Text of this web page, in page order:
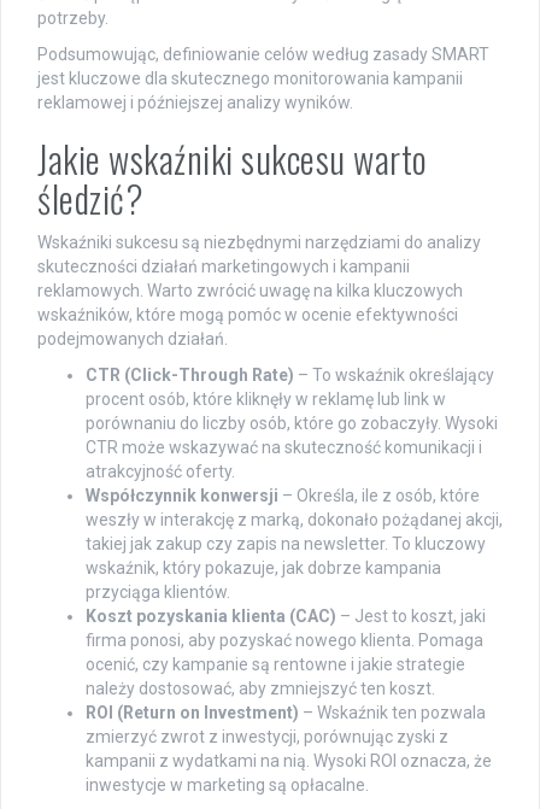
potrzeby.
Podsumowując, definiowanie celów według zasady SMART
jest kluczowe dla skutecznego monitorowania kampanii
reklamowej i późniejszej analizy wyników.
Jakie wskaźniki sukcesu warto
śledzić?
Wskaźniki sukcesu są niezbędnymi narzędziami do analizy
skuteczności działań marketingowych i kampanii
reklamowych. Warto zwrócić uwagę na kilka kluczowych
wskaźników, które mogą pomóc w ocenie efektywności
podejmowanych działań.
CTR (Click-Through Rate) – To wskaźnik określający
procent osób, które kliknęły w reklamę lub link w
porównaniu do liczby osób, które go zobaczyły. Wysoki
CTR może wskazywać na skuteczność komunikacji i
atrakcyjność oferty.
Współczynnik konwersji – Określa, ile z osób, które
weszły w interakcję z marką, dokonało pożądanej akcji,
takiej jak zakup czy zapis na newsletter. To kluczowy
wskaźnik, który pokazuje, jak dobrze kampania
przyciąga klientów.
Koszt pozyskania klienta (CAC) – Jest to koszt, jaki
firma ponosi, aby pozyskać nowego klienta. Pomaga
ocenić, czy kampanie są rentowne i jakie strategie
należy dostosować, aby zmniejszyć ten koszt.
ROI (Return on Investment) – Wskaźnik ten pozwala
zmierzyć zwrot z inwestycji, porównując zyski z
kampanii z wydatkami na nią. Wysoki ROI oznacza, że
inwestycje w marketing są opłacalne.